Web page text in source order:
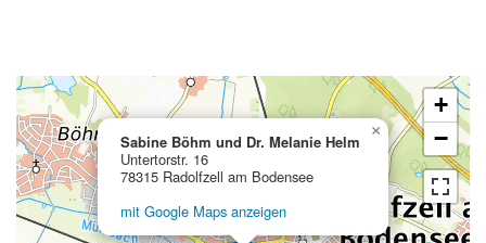
Sabine Böhm und Dr. Melanie Helm
Untertorstr. 16
78315 Radolfzell am Bodensee
mit Google Maps anzeigen
×
+
−